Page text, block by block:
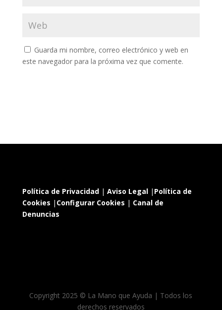
Guarda mi nombre, correo electrónico y web en
este navegador para la próxima vez que comente.
Política de Privacidad| Aviso Legal| Política de
Cookies | Configurar Cookies | Canal de
Denuncias
Copyright 2025 © La Mano que Ayuda | Todos los
derechos reservados